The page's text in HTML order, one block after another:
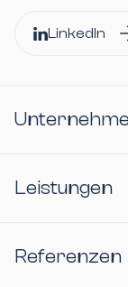
LinkedIn
Leistungen
Referenzen